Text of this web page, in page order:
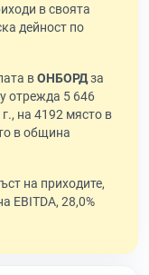
в своята
дейност по
вОНБОРДза
отрежда 5 646
на 4192 място в
в община
на приходите,
EBITDA, 28,0%